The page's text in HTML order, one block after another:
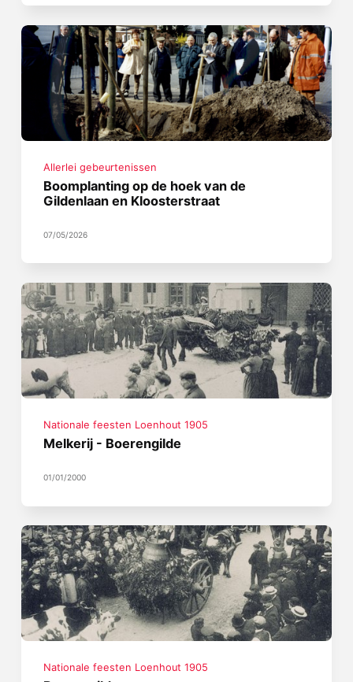
Allerlei gebeurtenissen
Boomplanting op de hoek van de
Gildenlaan en Kloosterstraat
07/05/2026
Nationale feesten Loenhout 1905
Melkerij - Boerengilde
01/01/2000
Nationale feesten Loenhout 1905